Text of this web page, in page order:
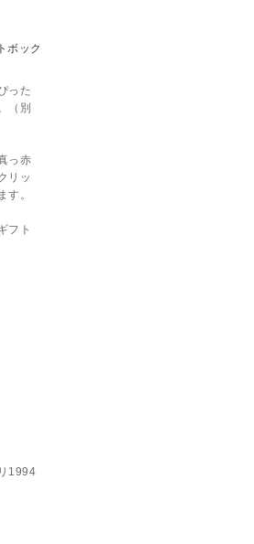
った
（別
っ赤
リッ
す。
フト
1994